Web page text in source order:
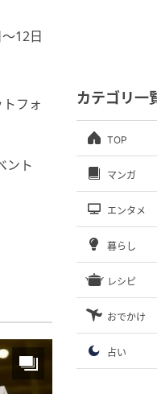
12日
フォ
ント
カテゴリ一
TOP
マンガ
エンタメ
暮らし
レシピ
おでかけ
占い